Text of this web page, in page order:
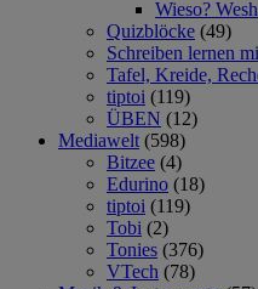
Wieso?
Quizblöcke (49)
Schreiben lernen
Tafel, Kreide,
tiptoi (119)
ÜBEN (12)
Mediawelt (598)
Bitzee (4)
Edurino (18)
tiptoi (119)
Tobi (2)
Tonies (376)
VTech (78)